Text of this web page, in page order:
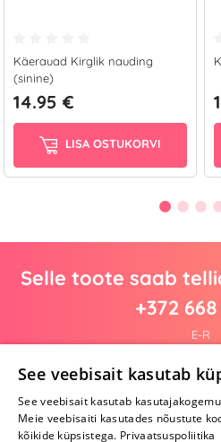
Käerauad Kirglik nauding
(sinine)
14.95 €
LISA OSTUKORVI
Selle toote saab
+372
E-R
Arvustusi
Ole
See veebisait kasutab
See veebisait kasutab
Meie veebisaiti kasutades nõustute
kõikide küpsistega. Privaatsuspoliitika